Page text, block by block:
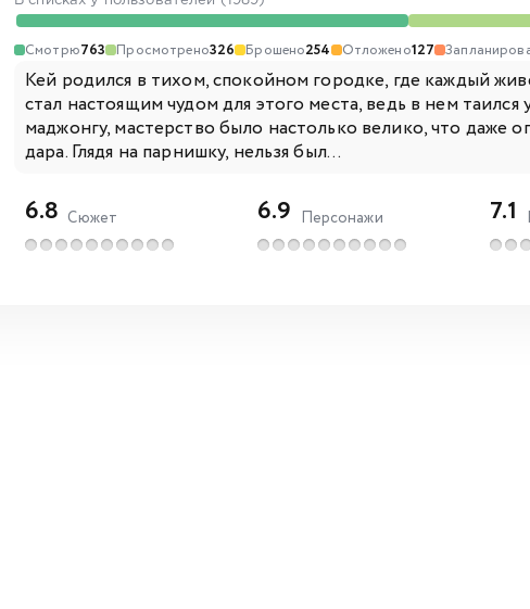
Смотрю763 Просмотрено326 Брошено254 Отложено127
Кей родился в тихом, спокойном городке, где каждый
стал настоящим чудом для этого места, ведь в нем
маджонгу, мастерство было настолько велико, что даже
дара. Глядя на парнишку, нельзя был...
6.8 Сюжет 6.9 Персонажи 7.1